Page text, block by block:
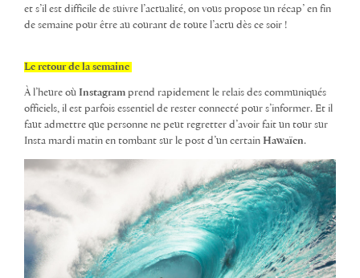
et s’il est difficile de suivre l’actualité, on vous propose un récap’ en fin
de semaine pour être au courant de toute l’actu dès ce soir !
Le retour de la semaine
À l’heure où Instagram prend rapidement le relais des communiqués
officiels, il est parfois essentiel de rester connecté pour s’informer. Et il
faut admettre que personne ne peut regretter d’avoir fait un tour sur
Insta mardi matin en tombant sur le post d’un certain Hawaïen.